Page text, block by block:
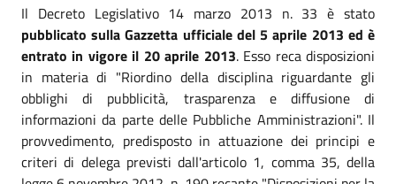
Il Decreto Legislativo 14 marzo 2013 n. 33 è stato
pubblicato sulla Gazzetta ufficiale del 5 aprile 2013 ed è
entrato in vigore il 20 aprile 2013. Esso reca disposizioni
in materia di "Riordino della disciplina riguardante gli
obblighi di pubblicità, trasparenza e diffusione di
informazioni da parte delle Pubbliche Amministrazioni". Il
provvedimento, predisposto in attuazione dei principi e
criteri di delega previsti dall'articolo 1, comma 35, della